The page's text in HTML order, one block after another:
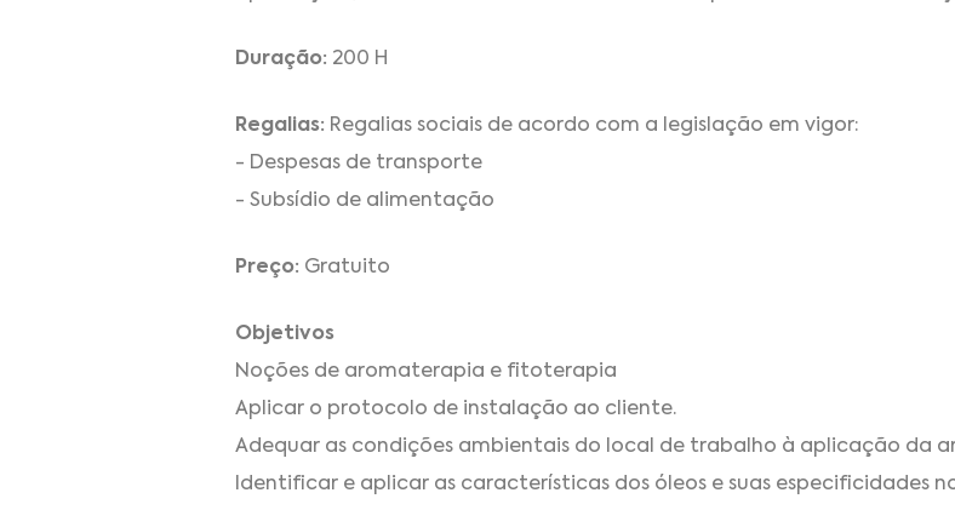
Duração: 200 H
Regalias: Regalias sociais de acordo com a legislação em vigor:
- Despesas de transporte
- Subsídio de alimentação
Preço: Gratuito
Objetivos
Noções de aromaterapia e fitoterapia
Aplicar o protocolo de instalação ao cliente.
Adequar as condições ambientais do local de trabalho à aplicação
Identificar e aplicar as características dos óleos e suas especificidades